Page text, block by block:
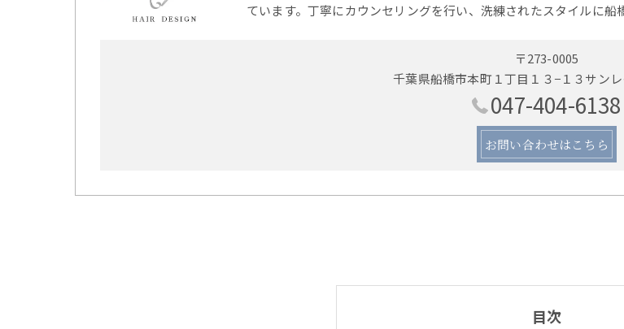
ています。丁寧にカウンセリングを行い、洗練されたスタイルに船
〒273-0005
千葉県船橋市本町１丁目１３−１３サン
047-404-6138
お問い合わせはこちら
目次